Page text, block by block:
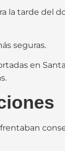
la tarde del
seguras.
en